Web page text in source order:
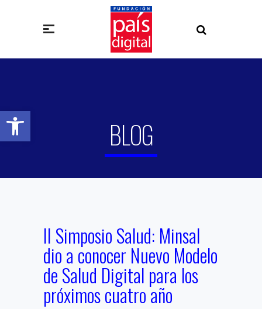
Abrir barra de herramientas
BLOG
II Simposio Salud: Minsal
dio a conocer Nuevo Modelo
de Salud Digital para los
próximos cuatro año